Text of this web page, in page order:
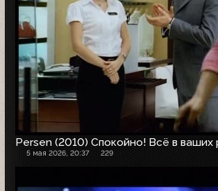
Persen (2010) Спокойно! Всё в ваших
5 мая 2026, 20:37 229